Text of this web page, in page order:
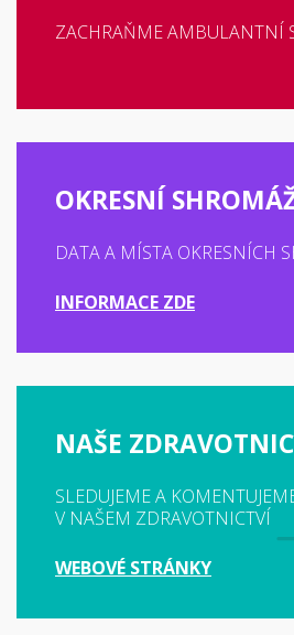
ZACHRAŇME AMBULANTNÍ
OKRESNÍ
DATA A MÍSTA OKRESNÍCH
INFORMACE ZDE
NAŠE
SLEDUJEME A
V NAŠEM ZDRAVOTNICTVÍ
WEBOVÉ STRÁNKY